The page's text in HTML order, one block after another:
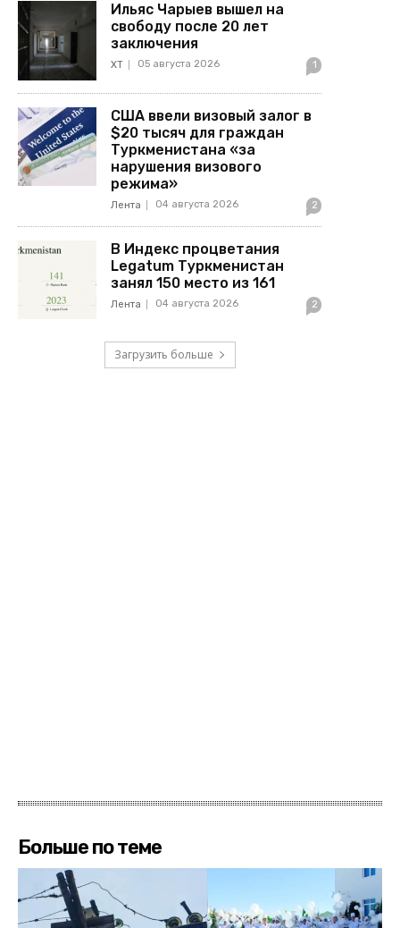
Ильяс Чарыев вышел на
свободу после 20 лет
заключения
ХТ 05 августа 2026 1
США ввели визовый залог в
$20 тысяч для граждан
Туркменистана «за
нарушения визового
режима»
Лента 04 августа 2026 2
В Индекс процветания
Legatum Туркменистан
занял 150 место из 161
Лента 04 августа 2026 2
Загрузить больше
Больше по теме